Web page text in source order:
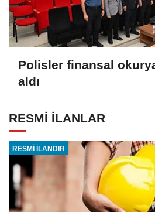
Polisler finansal
aldı
RESMİ İLANLAR
RESMİ İLANDIR